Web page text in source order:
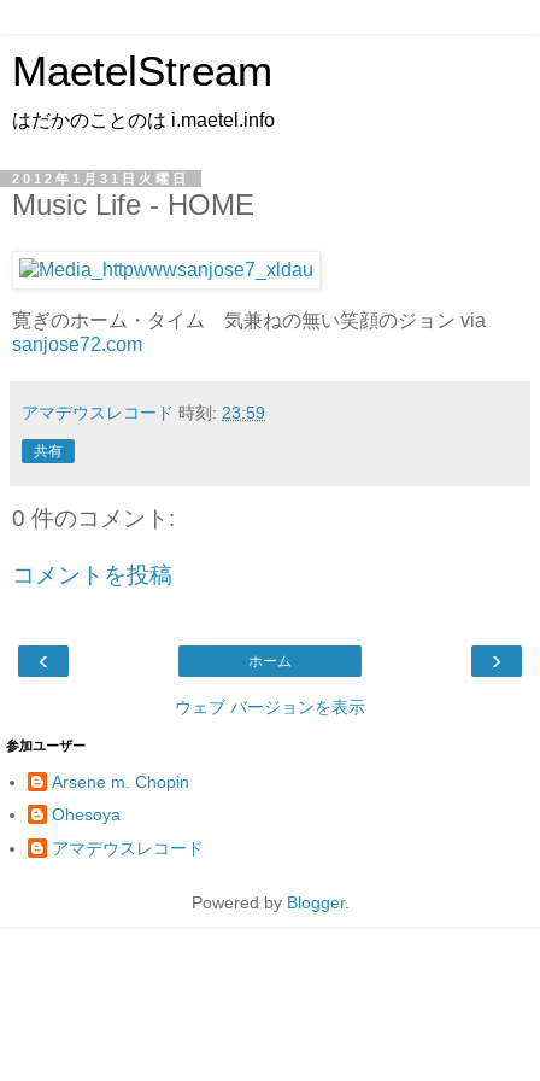
MaetelStream
はだかのことのは i.maetel.info
2012年1月31日火曜日
Music Life - HOME
寛ぎのホーム・タイム 気兼ねの無い笑顔のジョン via
sanjose72.com
アマデウスレコード 時刻: 23:59
共有
0 件のコメント:
コメントを投稿
‹ ›
ホーム
ウェブ バージョンを表示
参加ユーザー
Arsene m. Chopin
Ohesoya
アマデウスレコード
Powered by Blogger.